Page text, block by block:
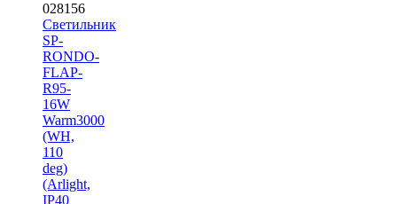
028156
Светильник
SP-
RONDO-
FLAP-
R95-
16W
Warm3000
(WH,
110
deg)
(Arlight,
IP40